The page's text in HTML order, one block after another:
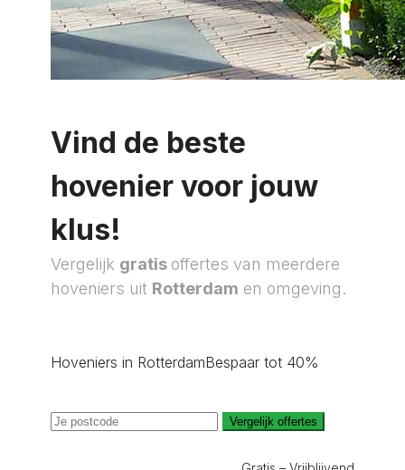
Vind de beste
hovenier voor jouw
klus!
Vergelijk gratis offertes van meerdere
hoveniers uit Rotterdam en omgeving.
Hoveniers in RotterdamBespaar tot 40%
Vergelijk offertes